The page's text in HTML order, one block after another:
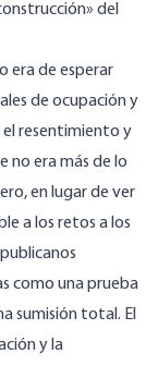
del
era de esperar
de ocupación y
el resentimiento y
no era más de lo
en lugar de ver
a los retos a los
como una prueba
sumisión total. El
y la